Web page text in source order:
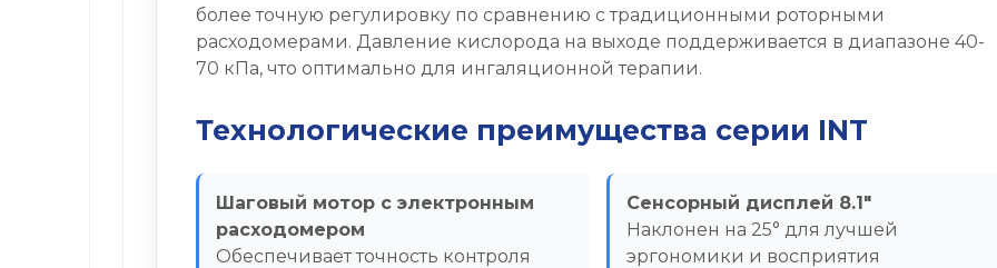
более точную регулировку по сравнению с традиционными роторными
расходомерами. Давление кислорода на выходе поддерживается в диапазоне 40-
70 кПа, что оптимально для ингаляционной терапии.
Технологические преимущества серии INT
Шаговый мотор с электронным
расходомером
Обеспечивает точность контроля
Сенсорный дисплей 8.1"
Наклонен на 25° для лучшей
эргономики и восприятия